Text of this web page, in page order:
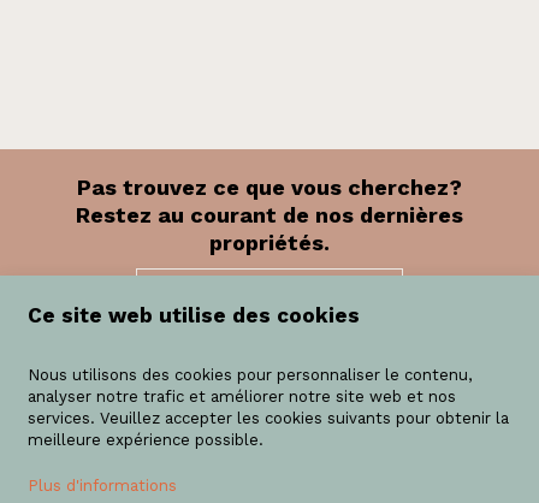
Pas trouvez ce que vous cherchez?
Restez au courant de nos dernières
propriétés.
courant
Domus Vastgoed
1860 Meise
Ce site web utilise des cookies
Nous utilisons des cookies pour personnaliser le contenu,
analyser notre trafic et améliorer notre site web et nos
services. Veuillez accepter les cookies suivants pour obtenir la
meilleure expérience possible.
Plus d'informations